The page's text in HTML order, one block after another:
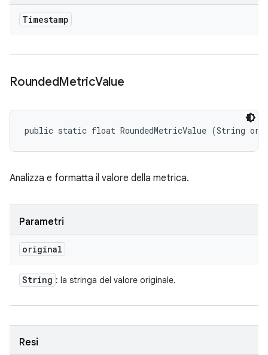
Timestamp
RoundedMetricValue
public static float RoundedMetricValue (String
Analizza e formatta il valore della metrica.
Parametri
original
String : la stringa del valore originale.
Resi